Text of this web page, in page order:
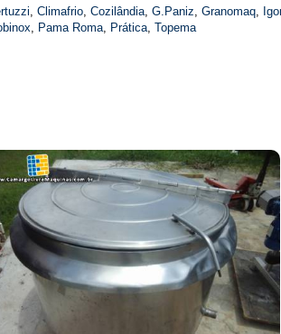
, Climafrio, Cozilândia, G.Paniz, Granomaq, Igor
, Pama Roma, Prática, Topema